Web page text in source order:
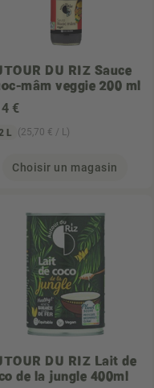
DU RIZ Sauce
mâm veggie 200 ml
€
L (25,70 € / L)
Choisir un magasin
DU RIZ Lait de
de la jungle 400ml